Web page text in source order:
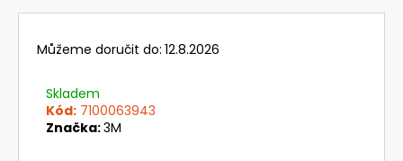
Můžeme doručit do: 12.8.2026
Skladem
Kód: 7100063943
Značka:3M